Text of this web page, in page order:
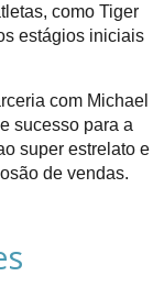
como Tiger
estágios iniciais
com Michael
sucesso para a
super estrelato e
de vendas.